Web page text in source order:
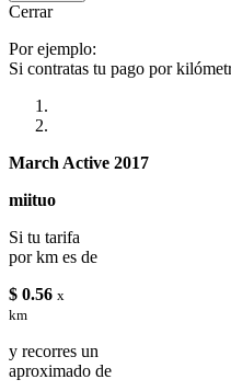
Cerrar
Por ejemplo:
Si contratas tu pago por
March Active 2017
miituo
Si tu tarifa
por km es de
$ 0.56 x
km
y recorres un
aproximado de